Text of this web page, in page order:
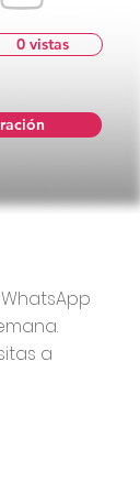
0 vistas
a